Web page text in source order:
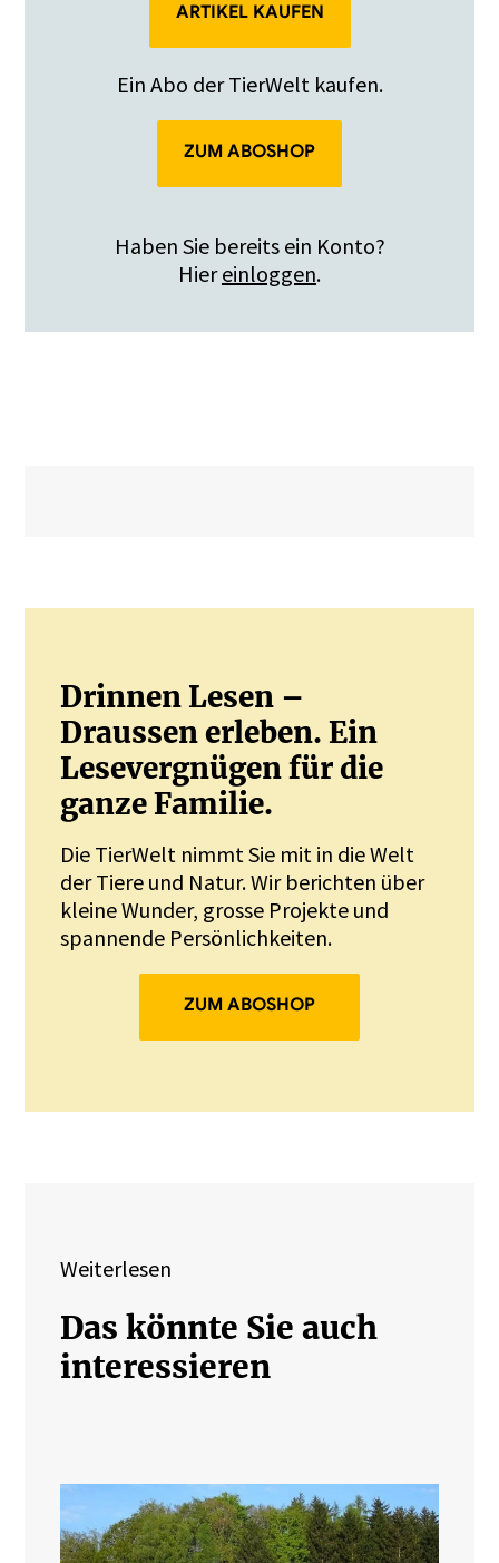
ARTIKEL KAUFEN
Ein Abo der TierWelt kaufen.
ZUM ABOSHOP
Haben Sie bereits ein Konto?
Hiereinloggen.
Drinnen Lesen –
Draussen erleben. Ein
Lesevergnügen für die
ganze Familie.
Die TierWelt nimmt Sie mit in die Welt
der Tiere und Natur. Wir berichten über
kleine Wunder, grosse Projekte und
spannende Persönlichkeiten.
ZUM ABOSHOP
Weiterlesen
Das könnte Sie auch
interessieren